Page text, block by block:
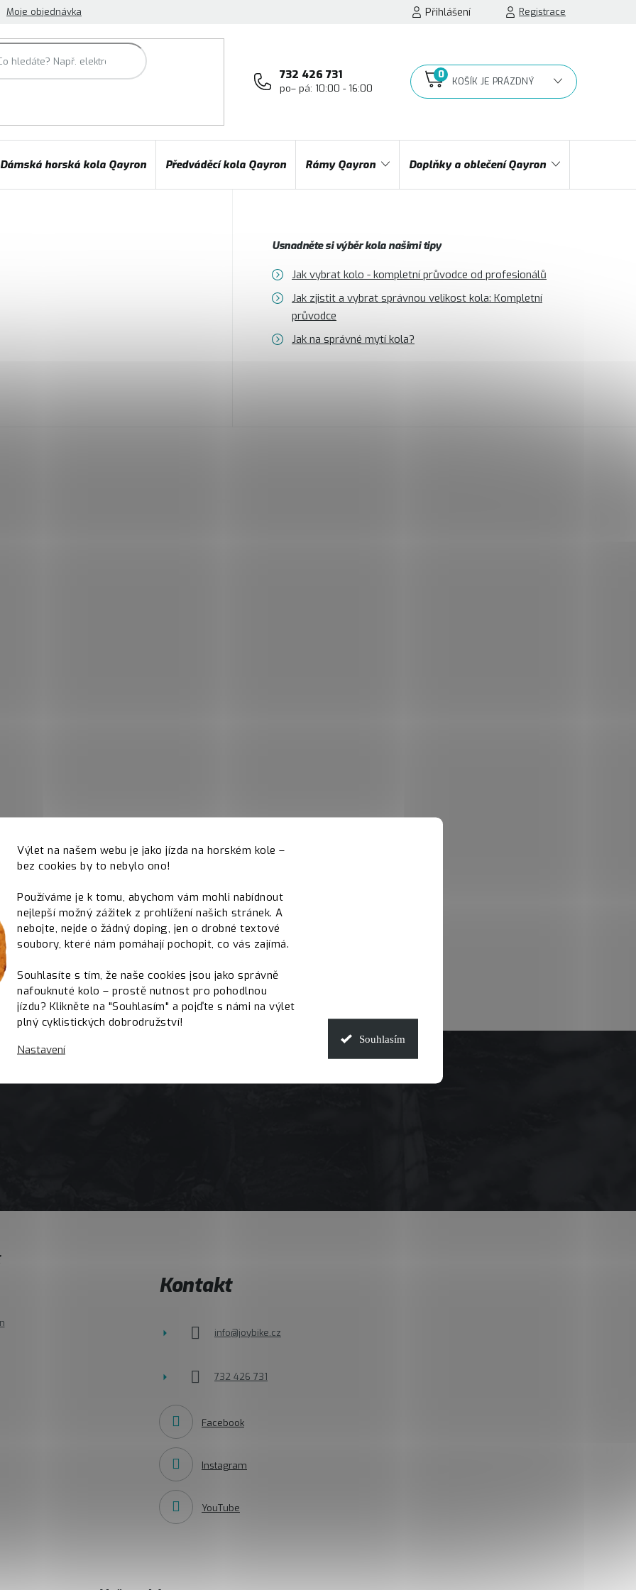
Výlet na našem webu je jako jízda na horském kole –
bez cookies by to nebylo ono!
Používáme je k tomu, abychom vám mohli nabídnout
nejlepší možný zážitek z prohlížení našich stránek. A
nebojte, nejde o žádný doping, jen o drobné textové
soubory, které nám pomáhají pochopit, co vás zajímá.
Souhlasíte s tím, že naše cookies jsou jako správně
nafouknuté kolo – prostě nutnost pro pohodlnou
jízdu? Klikněte na "Souhlasím" a pojďte s námi na výlet
plný cyklistických dobrodružství!
Nastavení
Souhlasím
Moje objednávka Přihlášení Registrace
732 426 731
po– pá: 10:00 - 16:00
NÁKUPNÍ
Dámská horská kola Qayron Předváděcí kola Qayron Rámy Qayron Doplňky a oblečení Qayron
Usnadněte si výběr kola našimi tipy
Jak vybrat kolo - kompletní průvodce od profesionálů
Jak zjistit a vybrat správnou velikost kola: Kompletní
průvodce
Jak na správné mytí kola?
Kontakt
info@joybike.cz
732 426 731
Facebook
Instagram
YouTube